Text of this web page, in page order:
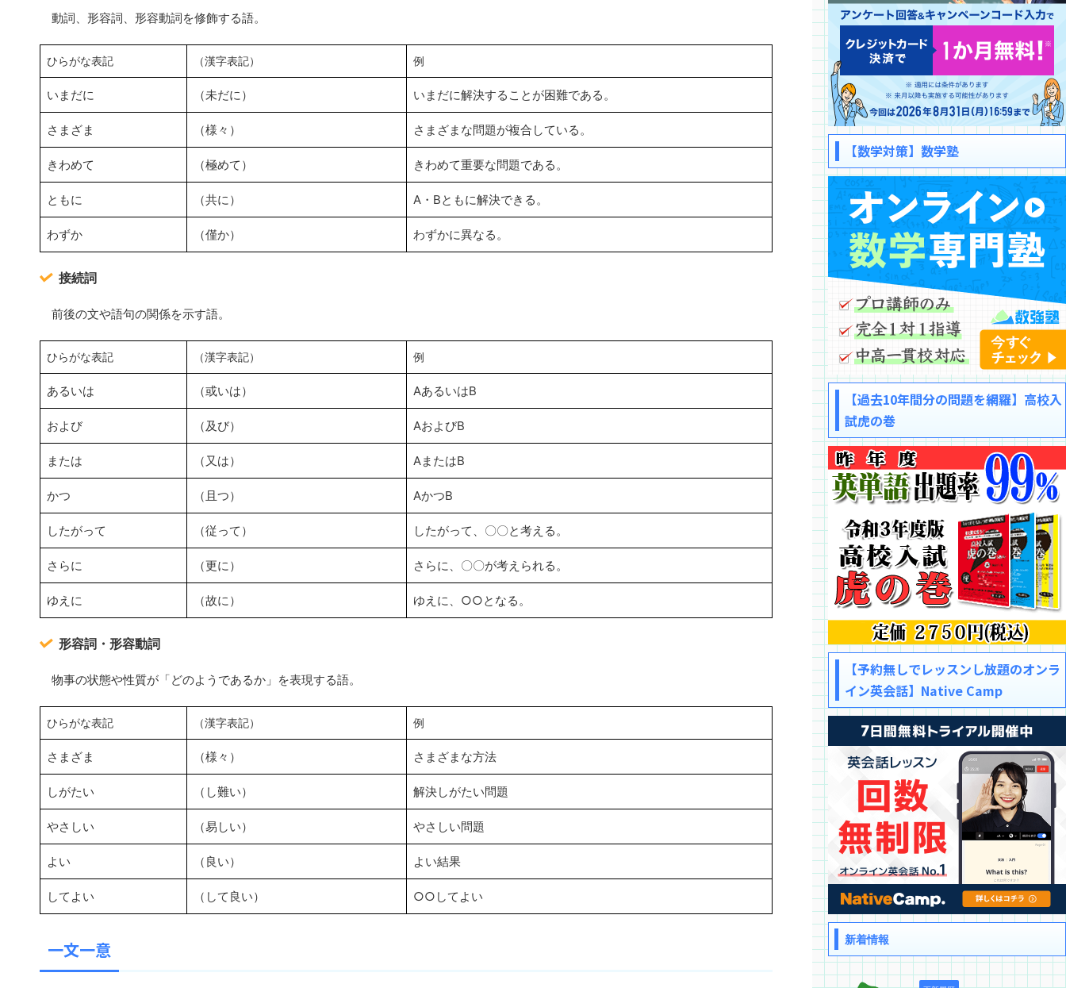
動詞、形容詞、形容動詞を修飾する語。
ひらがな表記 （漢字表記） 例
いまだに （未だに） いまだに解決することが困難である。
さまざま （様々） さまざまな問題が複合している。
きわめて （極めて） きわめて重要な問題である。
ともに （共に） A・Bともに解決できる。
わずか （僅か） わずかに異なる。
接続詞
前後の文や語句の関係を示す語。
ひらがな表記 （漢字表記） 例
あるいは （或いは） AあるいはB
および （及び） AおよびB
または （又は） AまたはB
かつ （且つ） AかつB
したがって （従って） したがって、〇〇と考える。
さらに （更に） さらに、〇〇が考えられる。
ゆえに （故に） ゆえに、○○となる。
形容詞・形容動詞
物事の状態や性質が「どのようであるか」を表現する語。
ひらがな表記 （漢字表記） 例
さまざま （様々） さまざまな方法
しがたい （し難い） 解決しがたい問題
やさしい （易しい） やさしい問題
よい （良い） よい結果
してよい （して良い） ○○してよい
一文一意
【数学対策】数学塾
【過去10年間分の問題を網羅】高校入
試虎の巻
【予約無しでレッスンし放題のオンラ
イン英会話】Native Camp
新着情報